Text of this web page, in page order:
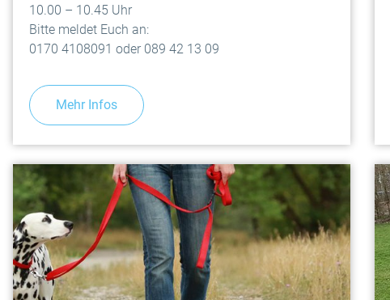
10.00 – 10.45 Uhr
Bitte meldet Euch an:
0170 4108091 oder 089 42 13 09
Mehr Infos